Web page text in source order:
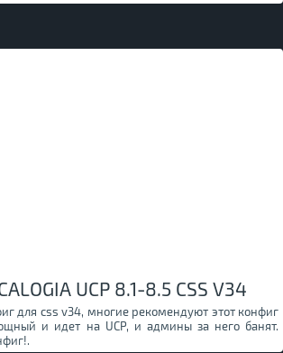
UCP 8.1-8.5 CSS V34
для css v34, многие рекомендуют этот конфиг
и идет на UCP, и админы за него банят.